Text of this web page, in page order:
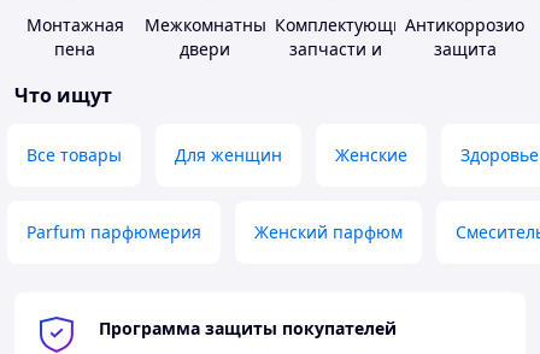
Монтажная
пена
Межкомнатные
двери
Комплектующие,
запчасти и
сантехники
защита
Что ищут
Все товары Для женщин Женские Здоровье
Parfum парфюмерия Женский парфюм
Программа защиты покупателей